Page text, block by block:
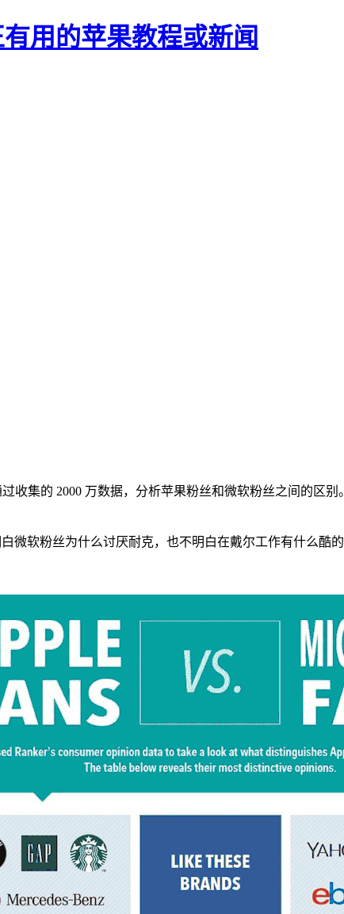
用的苹果教程或新闻
收集的 2000 万数据，分析苹果粉丝和微软粉丝之间的区
微软粉丝为什么讨厌耐克，也不明白在戴尔工作有什么酷